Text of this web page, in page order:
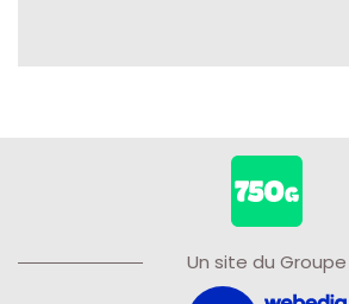
Un site du Groupe